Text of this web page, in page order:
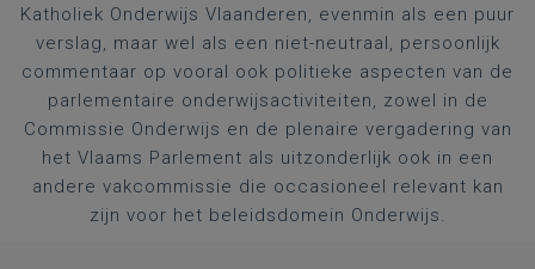
Katholiek Onderwijs Vlaanderen, evenmin als een puur
verslag, maar wel als een niet-neutraal, persoonlijk
commentaar op vooral ook politieke aspecten van de
parlementaire onderwijsactiviteiten, zowel in de
Commissie Onderwijs en de plenaire vergadering van
het Vlaams Parlement als uitzonderlijk ook in een
andere vakcommissie die occasioneel relevant kan
zijn voor het beleidsdomein Onderwijs.